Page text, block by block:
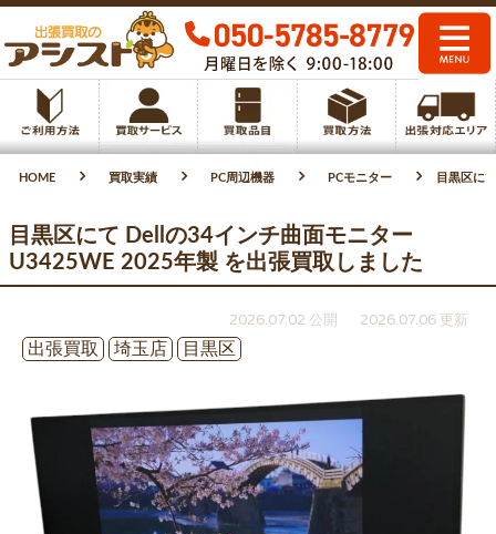
HOME 買取実績 PC周辺機器 PCモニター 目黒区に
目黒区にて Dellの34インチ曲面モニター
U3425WE 2025年製 を出張買取しました
2026.07.02 公開
2026.07.06 更新
出張買取
埼玉店 目黒区